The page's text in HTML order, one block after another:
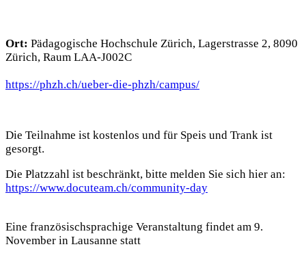
Ort: Pädagogische Hochschule Zürich, Lagerstrasse 2, 8090
Zürich, Raum LAA-J002C
https://phzh.ch/ueber-die-phzh/campus/
Die Teilnahme ist kostenlos und für Speis und Trank ist
gesorgt.
Die Platzzahl ist beschränkt, bitte melden Sie sich hier an:
https://www.docuteam.ch/community-day
Eine französischsprachige Veranstaltung findet am 9.
November in Lausanne statt